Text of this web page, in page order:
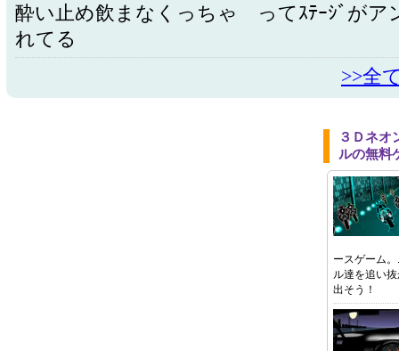
酔い止め飲まなくっちゃ ってｽﾃｰｼﾞがア
れてる
>>全
３Ｄネオ
ルの無料
ースゲーム
ル達を追い
出そう！